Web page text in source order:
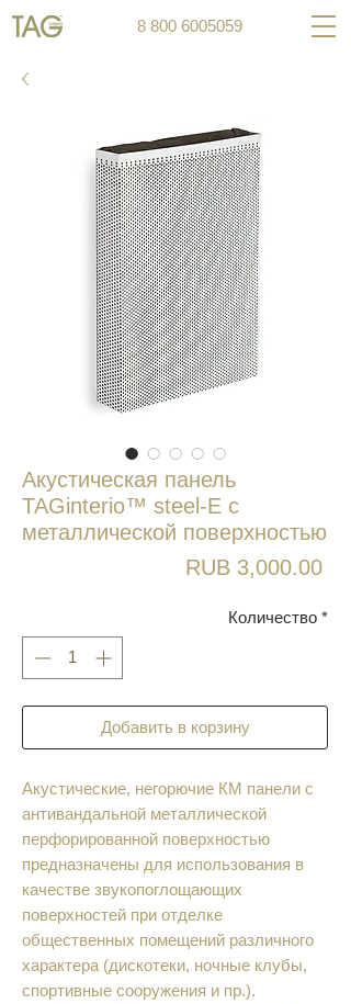
8 800 6005059
Акустическая панель
TAGinterio™ steel-E с
металлической поверхностью
RUB 3,000.00
Количество *
Добавить в корзину
Акустические, негорючие КМ панели с
антивандальной металлической
перфорированной поверхностью
предназначены для использования в
качестве звукопоглощающих
поверхностей при отделке
общественных помещений различного
характера (дискотеки, ночные клубы,
спортивные сооружения и пр.).